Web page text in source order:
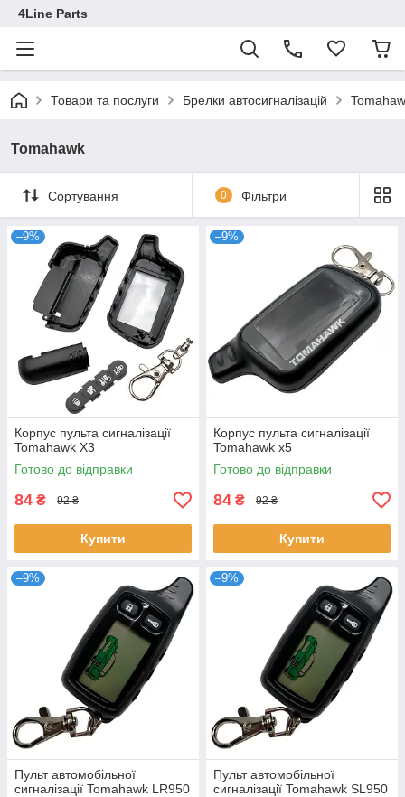
4Line Parts
Товари та послуги Брелки автосигналізацій
Tomahawk
Сортування 0 Фільтри
–9%
Корпус пульта сигналізації
Tomahawk X3
Готово до відправки
84 ₴ 92 ₴
Купити
–9%
Корпус пульта сигналізації
Tomahawk x5
Готово до відправки
84 ₴ 92 ₴
Купити
–9%
Пульт автомобільної
сигналізації Tomahawk LR950
–9%
Пульт автомобільної
сигналізації Tomahawk SL950